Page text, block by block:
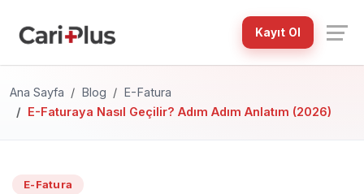
Kayıt Ol
Ana Sayfa Blog
E-Fatura
E-Faturaya Nasıl Geçilir? Adım Adım Anlatım (2026)
E-Fatura